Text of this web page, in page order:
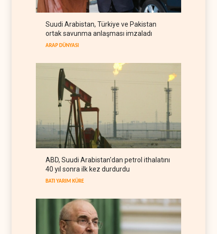
FİLİSTİN 07 Ağustos 2026
UNICEF: Gazze'de
ateşkesten bu yana 300
İsrail'den Gazze'ye tank,
topçu ve İHA saldırıları
07 Ağustos 2026
Yemen: Suudi kara harekâtı
önleyici saldırıyla engellendi
YEMEN 07 Ağustos 2026
ağır darbe, yüzlerce asker
öldü
Suudi Arabistan, Türkiye ve Pakistan
ortak savunma anlaşması imzaladı
ARAP DÜNYASI
ABD, Suudi Arabistan'dan petrol ithalatını
40 yıl sonra ilk kez durdurdu
BATI YARIM KÜRE